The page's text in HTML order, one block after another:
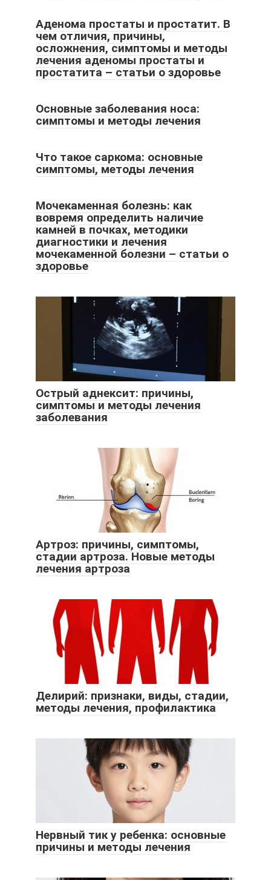
Аденома простаты и простатит. В
чем отличия, причины,
осложнения, симптомы и методы
лечения аденомы простаты и
простатита – статьи о здоровье
Основные заболевания носа:
симптомы и методы лечения
Что такое саркома: основные
симптомы, методы лечения
Мочекаменная болезнь: как
вовремя определить наличие
камней в почках, методики
диагностики и лечения
мочекаменной болезни – статьи о
здоровье
Острый аднексит: причины,
симптомы и методы лечения
заболевания
Артроз: причины, симптомы,
стадии артроза. Новые методы
лечения артроза
Делирий: признаки, виды, стадии,
методы лечения, профилактика
Нервный тик у ребенка: основные
причины и методы лечения